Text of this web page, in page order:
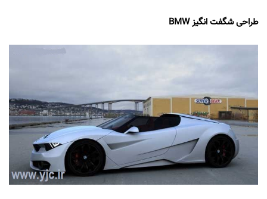
طراحی شگفت انگیز BMW